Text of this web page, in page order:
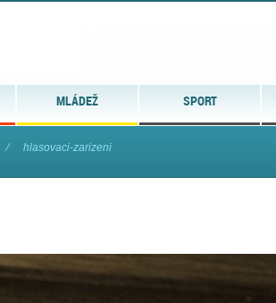
MLÁDEŽ SPORT
⁄ hlasovaci-zarizeni